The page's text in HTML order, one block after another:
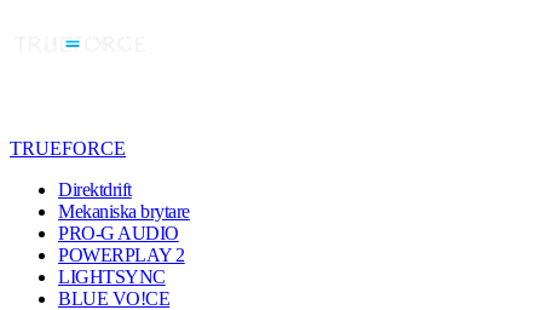
TRUEFORCE
Direktdrift
Mekaniska brytare
PRO-G AUDIO
POWERPLAY 2
LIGHTSYNC
BLUE VO!CE